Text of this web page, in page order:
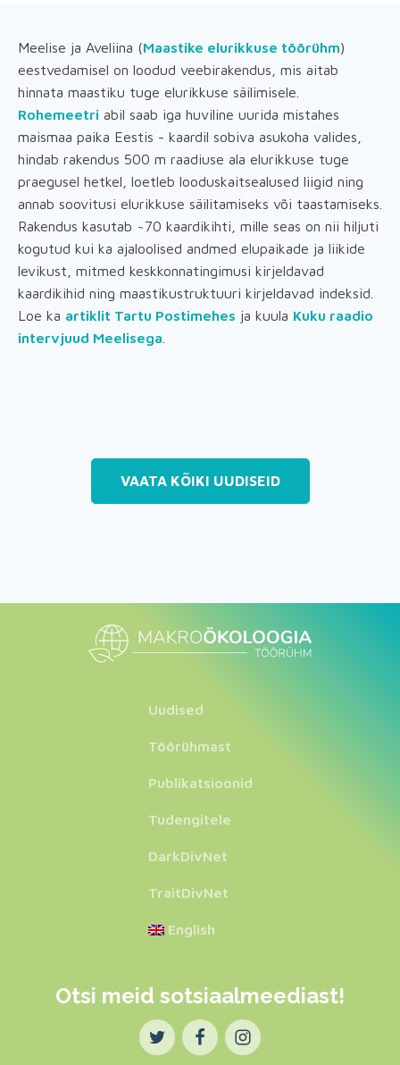
Meelise ja Aveliina (Maastike elurikkuse töörühm)
eestvedamisel on loodud veebirakendus, mis aitab
hinnata maastiku tuge elurikkuse säilimisele.
Rohemeetri abil saab iga huviline uurida mistahes
maismaa paika Eestis - kaardil sobiva asukoha valides,
hindab rakendus 500 m raadiuse ala elurikkuse tuge
praegusel hetkel, loetleb looduskaitsealused liigid ning
annab soovitusi elurikkuse säilitamiseks või taastamiseks.
Rakendus kasutab ~70 kaardikihti, mille seas on nii hiljuti
kogutud kui ka ajaloolised andmed elupaikade ja liikide
levikust, mitmed keskkonnatingimusi kirjeldavad
kaardikihid ning maastikustruktuuri kirjeldavad indeksid.
Loe ka artiklit Tartu Postimehes ja kuula Kuku raadio
intervjuud Meelisega
VAATA KÕIKI UUDISEID
Uudised
Töörühmast
Publikatsioonid
Tudengitele
DarkDivNet
TraitDivNet
English
Otsi meid sotsiaalmeediast!